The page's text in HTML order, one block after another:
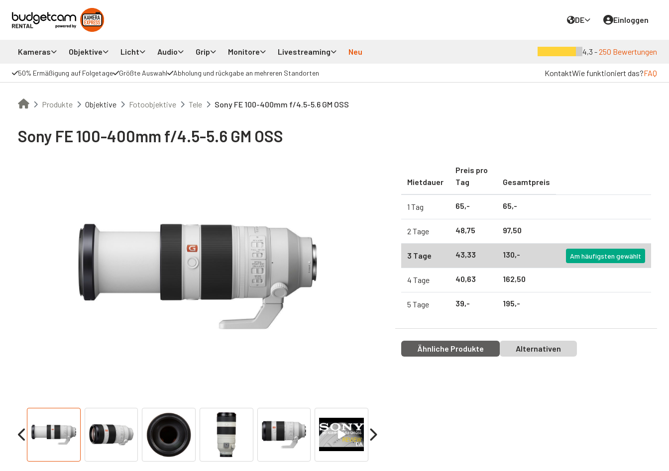
DE Einloggen
Kameras Objektive Licht Audio Grip Monitore Livestreaming Neu 4,3 -250 Bewertungen
50% Ermäßigung auf Folgetage Größte Auswahl Abholung und rückgabe an mehreren Standorten KontaktWie funktioniert das?FAQ
Produkte Objektive Fotoobjektive Tele Sony FE 100-400mm f/4.5-5.6 GM OSS
Sony FE 100-400mm f/4.5-5.6 GM OSS
Mietdauer
Preis pro
Tag
Gesamtpreis
1 Tag 65,- 65,-
2 Tage 48,75 97,50
3 Tage 43,33 130,- Am häufigsten gewählt
4 Tage 40,63 162,50
5 Tage 39,- 195,-
Ähnliche Produkte Alternativen